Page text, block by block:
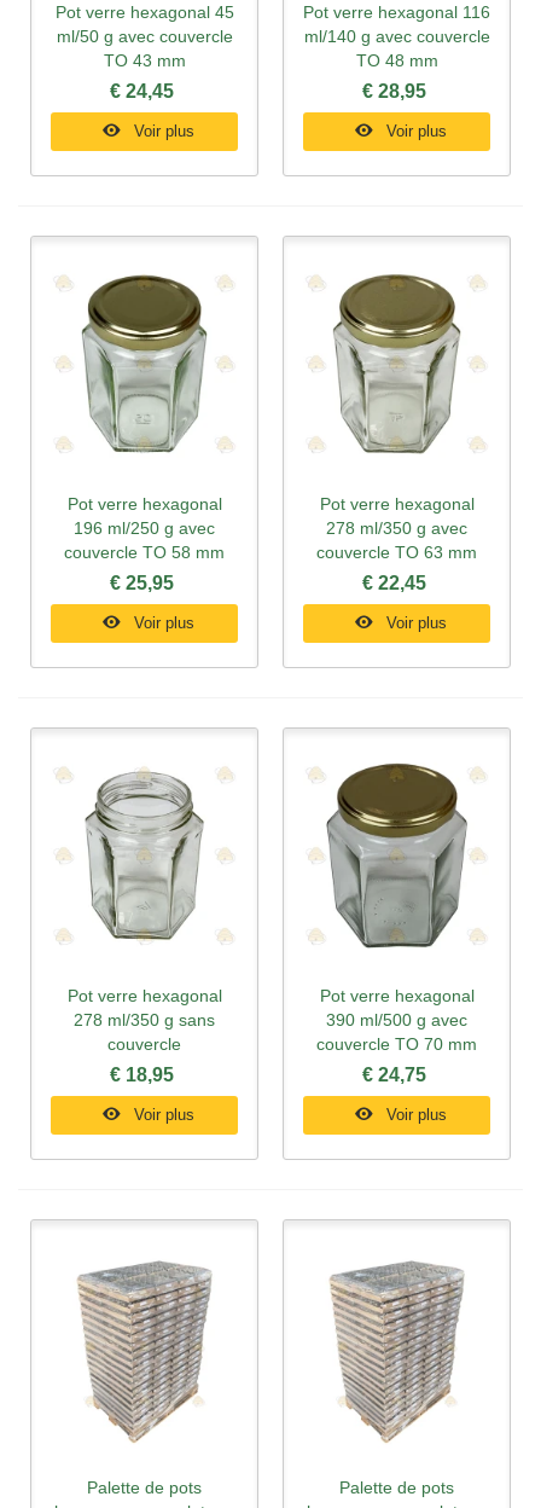
Pot verre hexagonal 45
ml/50 g avec couvercle
TO 43 mm
€ 24,45
Voir plus
Pot verre hexagonal 116
ml/140 g avec couvercle
TO 48 mm
€ 28,95
Voir plus
Pot verre hexagonal
196 ml/250 g avec
couvercle TO 58 mm
€ 25,95
Voir plus
Pot verre hexagonal
278 ml/350 g avec
couvercle TO 63 mm
€ 22,45
Voir plus
Pot verre hexagonal
278 ml/350 g sans
couvercle
€ 18,95
Voir plus
Pot verre hexagonal
390 ml/500 g avec
couvercle TO 70 mm
€ 24,75
Voir plus
Palette de pots
Palette de pots